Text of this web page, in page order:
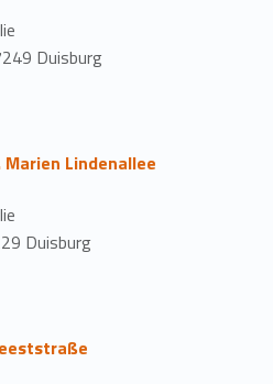
Duisburg
Lindenallee
Duisburg